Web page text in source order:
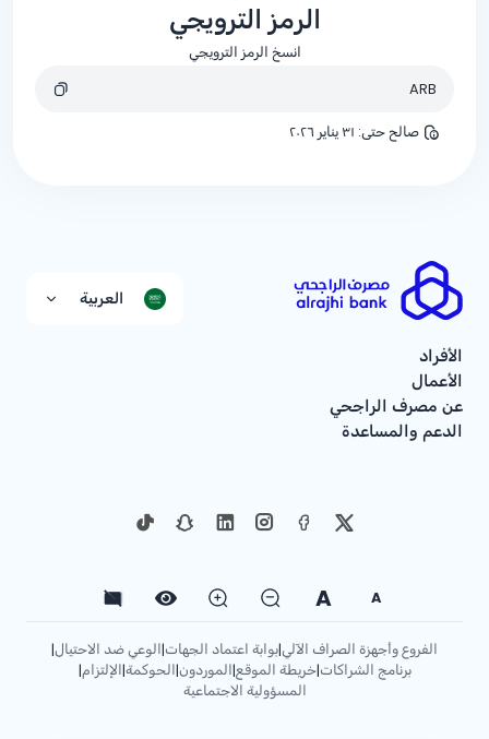
الرمز الترويجي
انسخ الرمز الترويجي
ARB
صالح حتى: ٣١ يناير ٢٠٢٦
العربية
الأفراد
الأعمال
عن مصرف الراجحي
الدعم والمساعدة
A
A
الفروع وأجهزة الصراف الآلي|بوابة اعتماد الجهات|الوعي ضد الاحتيال|
برنامج الشراكات|خريطة الموقع|الموردون|الحوكمة|الإلتزام|
المسؤولية الاجتماعية